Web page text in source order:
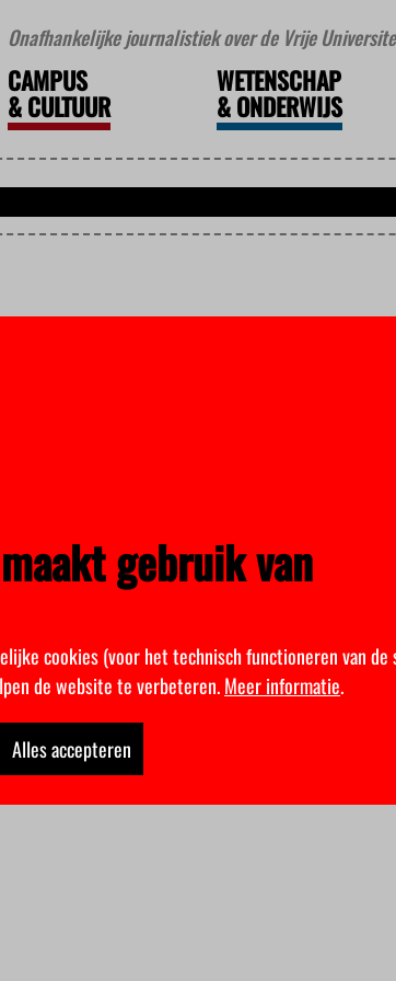
Onafhankelijke journalistiek over de Vrije
CAMPUS
&CULTUUR
WETENSCHAP
&ONDERWIJS
gebruik van
cookies (voor het technisch functioneren van de
de website te verbeteren.Meer informatie.
Alles accepteren